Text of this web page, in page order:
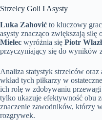
Strzelcy Goli I Asysty
Luka Zahović to kluczowy
asysty znacząco zwiększają
Mielec wyróżnia się Piotr
przyczyniający się do wyników
Analiza statystyk strzelców
wkład tych piłkarzy w
ich rolę w zdobywaniu
tylko ukazuje efektywność obu
znaczenie zawodników, którzy
rozgrywek.